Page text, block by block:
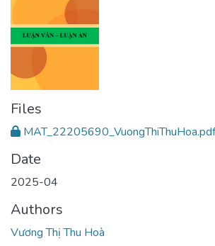
Files
MAT_22205690_VuongThiThuHoa.pdf
Date
2025-04
Authors
Vương Thị Thu Hoà